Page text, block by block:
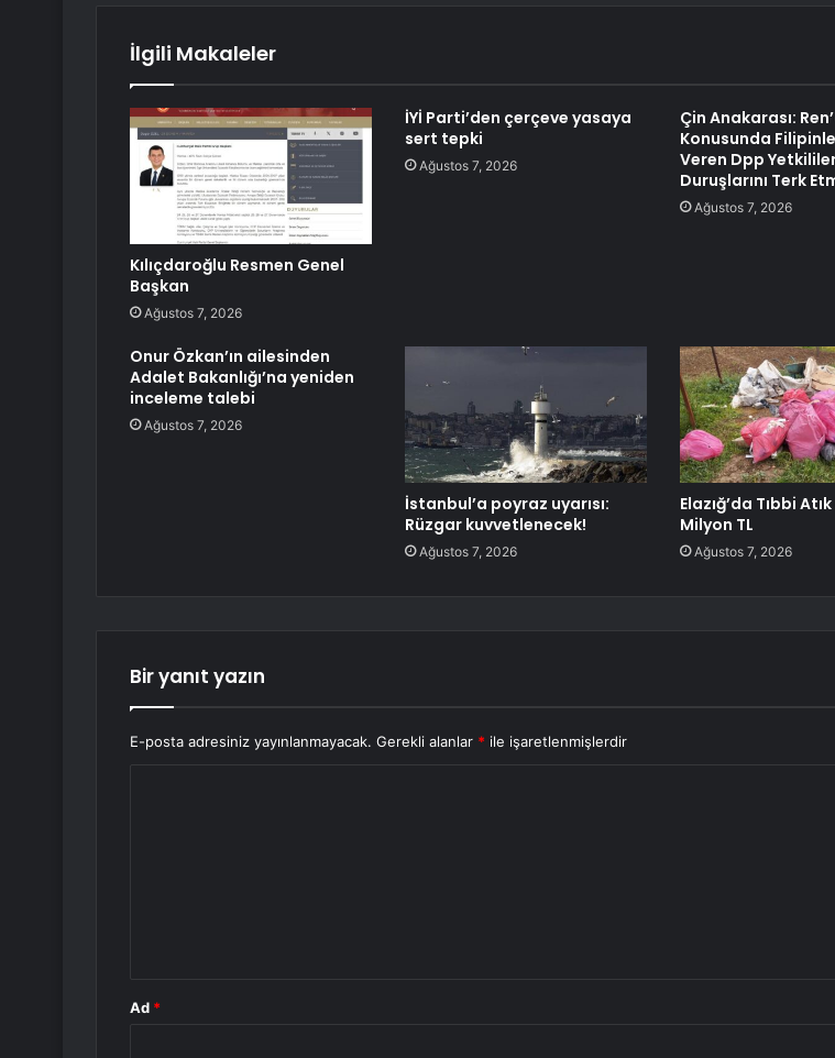
İlgili Makaleler
Kılıçdaroğlu Resmen Genel
Başkan
Ağustos 7, 2026
İYİ Parti’den çerçeve yasaya
sert tepki
Ağustos 7, 2026
Çin Anakarası:
Konusunda
Veren Dpp
Duruşlarını Terk
Ağustos 7, 2026
Onur Özkan’ın ailesinden
Adalet Bakanlığı’na yeniden
inceleme talebi
Ağustos 7, 2026
İstanbul’a poyraz uyarısı:
Rüzgar kuvvetlenecek!
Ağustos 7, 2026
Elazığ’da Tıbbi
Milyon TL
Ağustos 7, 2026
Bir yanıt yazın
E-posta adresiniz yayınlanmayacak. Gerekli alanlar * ile işaretlenmişlerdir
Ad *